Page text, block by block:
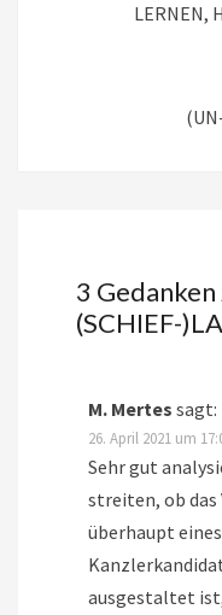
LERNEN,
3 Gedanken
(SCHIEF-
M. Mertes sagt:
26. April 2021 um
Sehr gut
streiten, ob
überhaupt
ausgestaltet